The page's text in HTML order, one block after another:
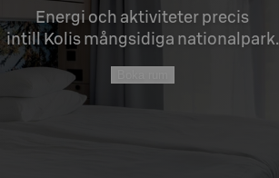
Energi och aktiviteter precis
intill Kolis mångsidiga nationalpark.